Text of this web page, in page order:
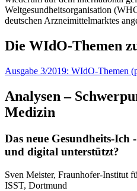
Weltgesundheitsorganisation
deutschen Arzneimittelmarktes
Die WIdO-Themen
Ausgabe 3/2019: WIdO-Themen (
Analysen –
Medizin
Das neue Gesundheits-Ich
und digital unterstützt?
Sven Meister, Fraunhofer-Institut
ISST, Dortmund